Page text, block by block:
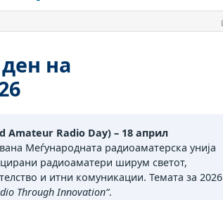
на
Radio Day) – 18 април
Меѓународната радиоаматерска унија
радиоаматери ширум светот,
и итни комуникации. Темата за 2026
Through Innovation“.